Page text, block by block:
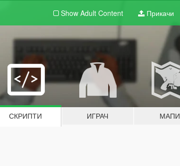
Show Adult Content Прикачи
СКРИПТИ ИГРАЧ МАПИ